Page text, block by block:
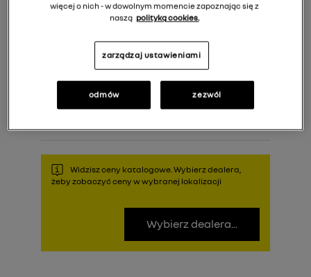
Cena rekomendowana:
Do koszyka
Widzisz ceny katalogowe. Wybierz dealera,
żeby zobaczyć ceny w wybranej lokalizacji
Wybierz dealera...
więcej o nich - w dowolnym momencie zapoznając się z
naszą polityką cookies.
zarządzaj ustawieniami
odmów zezwól